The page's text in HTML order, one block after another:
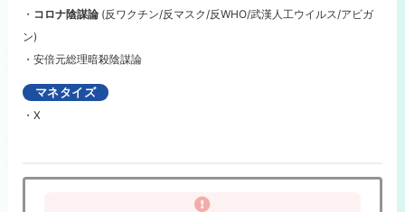
・ コロナ陰謀論(反ワクチン/反マスク/反WHO/武漢人工ウイルス/アビガ
ン)
・安倍元総理暗殺陰謀論
マネタイズ
・X